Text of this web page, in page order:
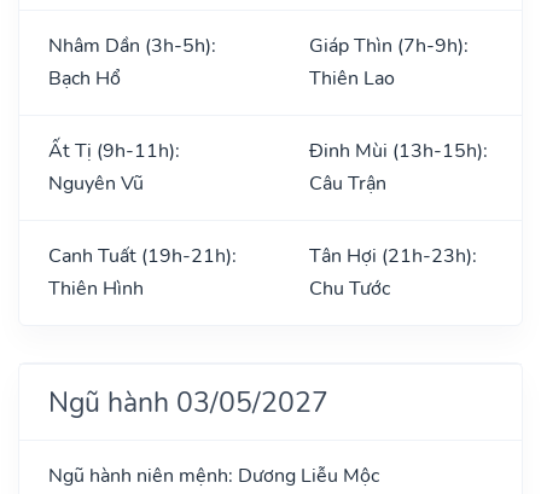
Nhâm Dần (3h-5h):
Bạch Hổ
Giáp Thìn (7h-9h):
Thiên Lao
Ất Tị (9h-11h):
Nguyên Vũ
Đinh Mùi (13h-15h):
Câu Trận
Canh Tuất (19h-21h):
Thiên Hình
Tân Hợi (21h-23h):
Chu Tước
Ngũ hành 03/05/2027
Ngũ hành niên mệnh: Dương Liễu Mộc